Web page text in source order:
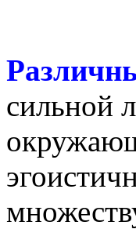
сильной